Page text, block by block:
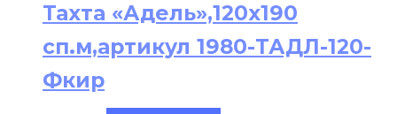
Тахта «Адель»,120х190
сп.м,артикул 1980-ТАДЛ-120-
Фкир